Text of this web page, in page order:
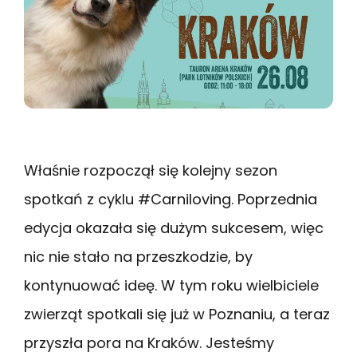
Właśnie rozpoczął się kolejny sezon
spotkań z cyklu #Carniloving. Poprzednia
edycja okazała się dużym sukcesem, więc
nic nie stało na przeszkodzie, by
kontynuować ideę. W tym roku wielbiciele
zwierząt spotkali się już w Poznaniu, a teraz
przyszła pora na Kraków. Jesteśmy